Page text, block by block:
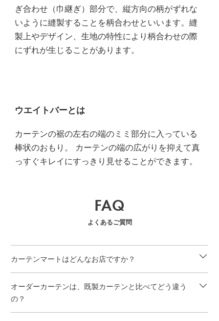
ぎ合わせ（巾継ぎ）部分で、縦方向の柄がずれな
いように縫製することを柄合わせといいます。縫
製上やデザイン、生地の特性により柄合わせの際
にずれが生じることがあります。
ウエイトバーとは
カーテンの裾の左右の端のミミ部分に入っている
棒状のおもり。 カーテンの端の広がりを抑えて真
っすぐキレイにすっきり見せることができます。
FAQ
よくあるご質問
カーテンマートはどんなお店ですか？
オーダーカーテンは、既製カーテンと比べてどう違う
の？